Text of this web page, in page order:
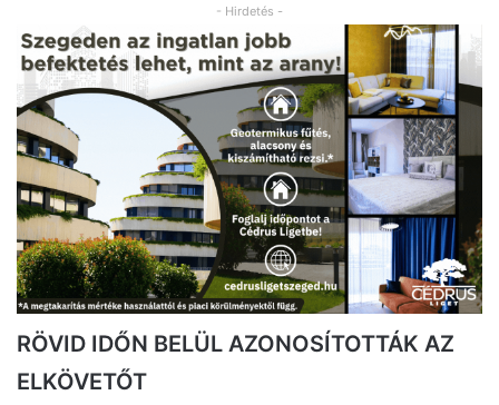
- Hirdetés -
RÖVID IDŐN BELÜL AZONOSÍTOTTÁK AZ
ELKÖVETŐT